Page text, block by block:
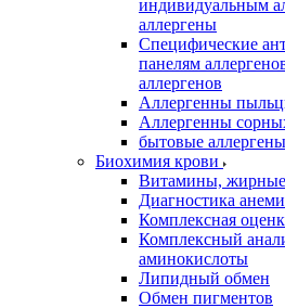
индивидуальным
аллергены
Специфические
панелям
аллергенов
Аллергенны
Аллергенны
бытовые аллергены
Биохимия крови
Витамины,
Диагностика
Комплексная
Комплексный
аминокислоты
Липидный обмен
Обмен пигментов